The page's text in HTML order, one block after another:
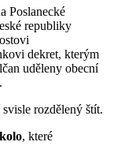
Poslanecké
republiky
dekret, kterým
uděleny obecní
.
rozdělený štít.
, které